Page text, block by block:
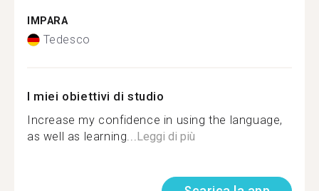
IMPARA
Tedesco
I miei obiettivi di studio
Increase my confidence in using the language,
as well as learning...Leggi di più